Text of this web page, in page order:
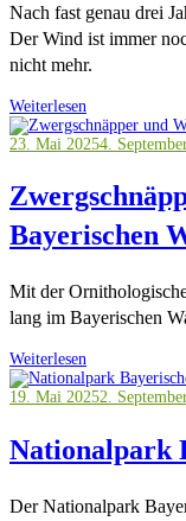
Nach fast genau drei
Der Wind ist immer
nicht mehr.
Weiterlesen
23. Mai 20254.
Bayerischen
Mit der
lang im Bayerischen
Weiterlesen
19. Mai 20252.
Nationalpark
Der Nationalpark